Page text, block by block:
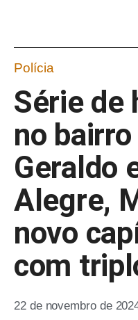
Polícia
Série de
no bairro
Geraldo
Alegre,
novo
com
22 de novembro de